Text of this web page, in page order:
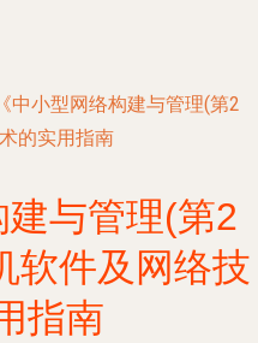
《中小型网络构建与管理(第2
的实用指南
建与管理(第2
软件及网络技
指南